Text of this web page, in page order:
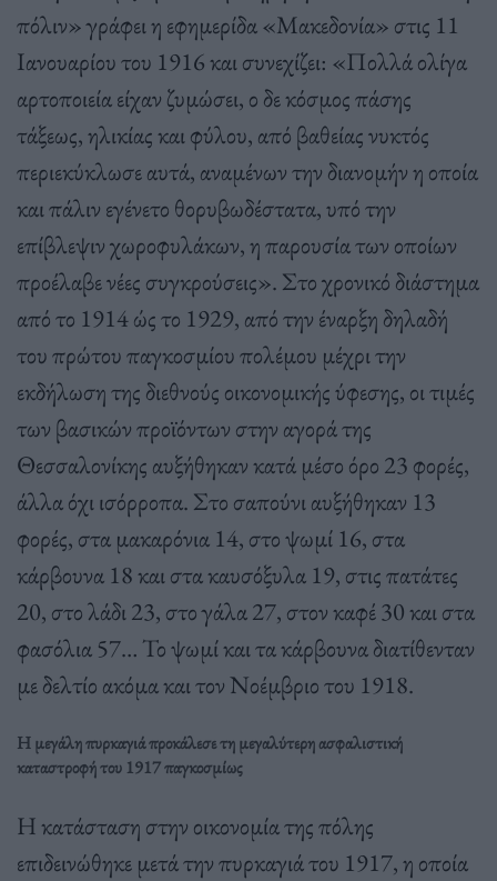
πόλιν» γράφει η εφημερίδα «Μακεδονία» στις 11
Ιανουαρίου του 1916 και συνεχίζει: «Πολλά ολίγα
αρτοποιεία είχαν ζυμώσει, ο δε κόσμος πάσης
τάξεως, ηλικίας και φύλου, από βαθείας νυκτός
περιεκύκλωσε αυτά, αναμένων την διανομήν η οποία
και πάλιν εγένετο θορυβωδέστατα, υπό την
επίβλεψιν χωροφυλάκων, η παρουσία των οποίων
προέλαβε νέες συγκρούσεις». Στο χρονικό διάστημα
από το 1914 ώς το 1929, από την έναρξη δηλαδή
του πρώτου παγκοσμίου πολέμου μέχρι την
εκδήλωση της διεθνούς οικονομικής ύφεσης, οι τιμές
των βασικών προϊόντων στην αγορά της
Θεσσαλονίκης αυξήθηκαν κατά μέσο όρο 23 φορές,
άλλα όχι ισόρροπα. Στο σαπούνι αυξήθηκαν 13
φορές, στα μακαρόνια 14, στο ψωμί 16, στα
κάρβουνα 18 και στα καυσόξυλα 19, στις πατάτες
20, στο λάδι 23, στο γάλα 27, στον καφέ 30 και στα
φασόλια 57… Το ψωμί και τα κάρβουνα διατίθενταν
με δελτίο ακόμα και τον Νοέμβριο του 1918.
Η μεγάλη πυρκαγιά προκάλεσε τη μεγαλύτερη ασφαλιστική
καταστροφή του 1917 παγκοσμίως
Η κατάσταση στην οικονομία της πόλης
επιδεινώθηκε μετά την πυρκαγιά του 1917, η οποία